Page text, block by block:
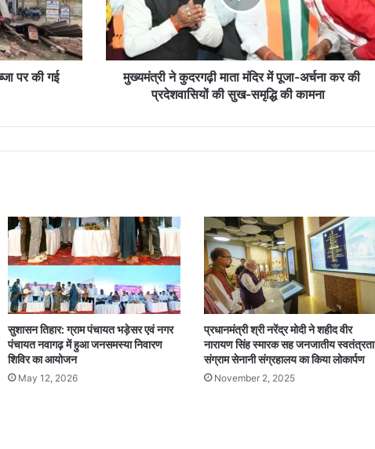
पर की गई
कु
द
र
ग
मं
-
अ
र्च
क
र
प्र
मुख्यमंत्री ने कुदरगढ़ी माता मंदिर में पूजा-अर्चना कर की
प्रदेशवासियों की सुख-समृद्धि की कामना
सुशासन तिहार: ग्राम पंचायत भड़ेसर एवं नगर
पंचायत नवागढ़ में हुआ जनसमस्या निवारण
शिविर का आयोजन
May 12, 2026
प्रधानमंत्री श्री नरेंद्र मोदी ने शहीद वीर
नारायण सिंह स्मारक सह जनजातीय स्वतंत्रता
संग्राम सेनानी संग्रहालय का किया लोकार्पण
November 2, 2025